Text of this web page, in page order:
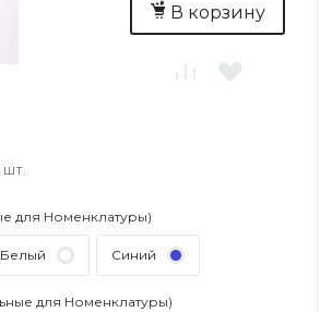
В корзину
для Номенклатуры)
Белый Синий
для Номенклатуры)